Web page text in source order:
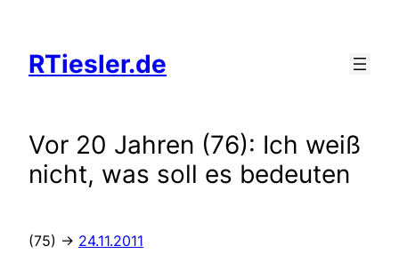
springen
RTiesler.de
Vor 20 Jahren (76): Ich weiß
nicht, was soll es bedeuten
(75) -> 24.11.2011